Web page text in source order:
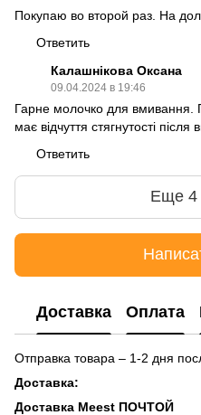
Покупаю во второй раз. На
Ответить
Калашнікова Оксана
09.04.2024 в 19:46
Гарне молочко для
має відчуття стягнутості
Ответить
Еще 4
Доставка Оплата
Отправка товара – 1-2 дня
Доставка:
Доставка Meest ПОЧТОЙ